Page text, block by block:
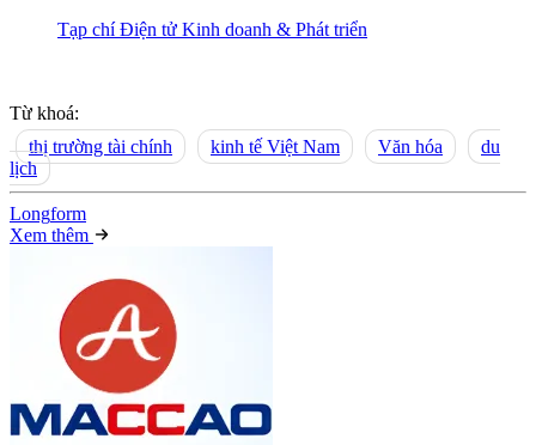
Tạp chí Điện tử Kinh doanh & Phát triển
Từ khoá:
thị trường tài chính
kinh tế Việt Nam Văn hóa
du
lịch
Longform
Xem thêm